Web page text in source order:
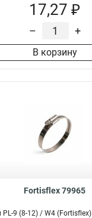
17,27 ₽
– +
В корзину
Fortisflex 79965
9 (8-12) / W4 (Fortisflex)